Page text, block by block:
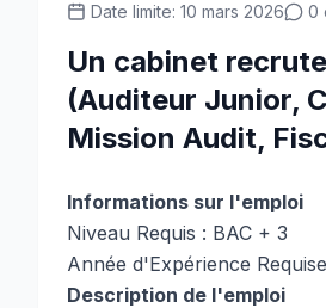
Date limite: 10 mars 2026
0
Un cabinet
(Auditeur Junior,
Mission Audit,
Informations sur l'emploi
Niveau Requis : BAC + 3
Année d'Expérience
Description de l'emploi